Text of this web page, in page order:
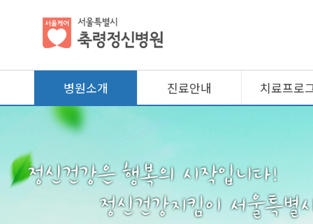
병원소개 진료안내 치료프로